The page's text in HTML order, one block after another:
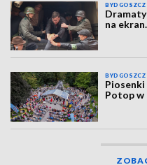
BYDGOSZCZ
na
BYDGOSZCZ
Potop w